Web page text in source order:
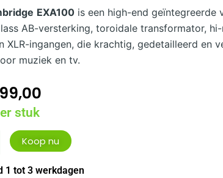
EXA100 is een high-end geïntegreerde
AB-versterking, toroidale transformator, hi-
XLR-ingangen, die krachtig, gedetailleerd en
muziek en tv.
stuk
Koop nu
1 tot 3 werkdagen